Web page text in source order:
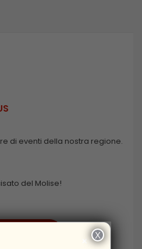
di eventi della nostra regione.
del Molise!
× X